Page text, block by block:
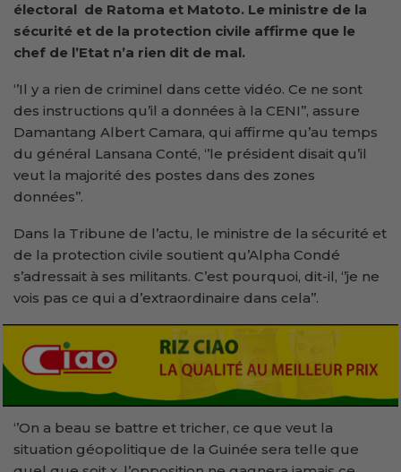
électoral de Ratoma et Matoto. Le ministre de la
sécurité et de la protection civile affirme que le
chef de l’Etat n’a rien dit de mal.
‘’Il y a rien de criminel dans cette vidéo. Ce ne sont
des instructions qu’il a données à la CENI’’, assure
Damantang Albert Camara, qui affirme qu’au temps
du général Lansana Conté, ‘’le président disait qu’il
veut la majorité des postes dans des zones
données’’.
Dans la Tribune de l’actu, le ministre de la sécurité et
de la protection civile soutient qu’Alpha Condé
s’adressait à ses militants. C’est pourquoi, dit-il, ‘’je ne
vois pas ce qui a d’extraordinaire dans cela’’.
‘’On a beau se battre et tricher, ce que veut la
situation géopolitique de la Guinée sera telle que